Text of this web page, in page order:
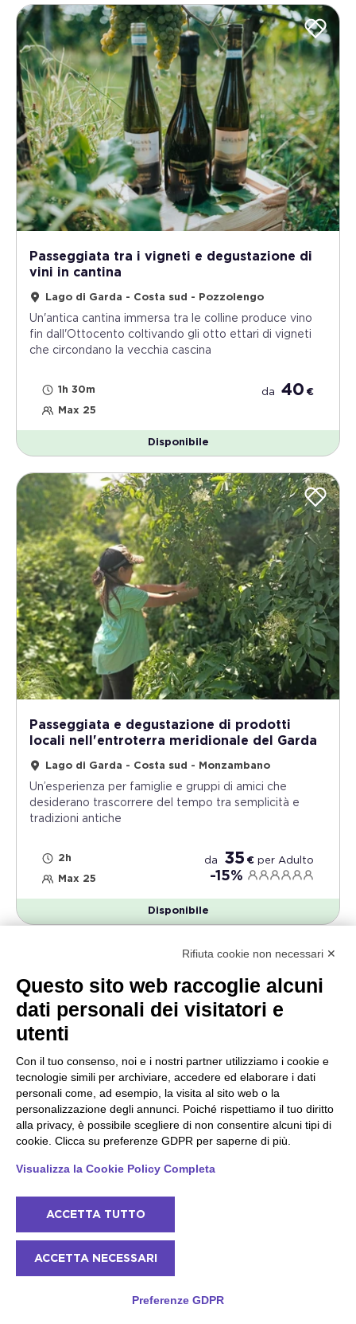
Passeggiata tra i vigneti e degustazione di
vini in cantina
Lago di Garda - Costa sud - Pozzolengo
Un'antica cantina immersa tra le colline produce vino
fin dall'Ottocento coltivando gli otto ettari di vigneti
che circondano la vecchia cascina
1h 30m
Max 25
da 40 €
Disponibile
Passeggiata e degustazione di prodotti
locali nell'entroterra meridionale del Garda
Lago di Garda - Costa sud - Monzambano
Un’esperienza per famiglie e gruppi di amici che
desiderano trascorrere del tempo tra semplicità e
tradizioni antiche
2h
Max 25
da 35 € per Adulto
-15%
Disponibile
Passeggiata con erborista alla scoperta
delle erbe officinali del Lago di Garda
Lago di Garda - Costa sud - Monzambano
Al rientro dalla passeggiata, vi mostreremo come
Rifiuta cookie non necessari ✕
Questo sito web raccoglie alcuni
dati personali dei visitatori e
utenti
Con il tuo consenso, noi e i nostri partner utilizziamo i cookie e
tecnologie simili per archiviare, accedere ed elaborare i dati
personali come, ad esempio, la visita al sito web o la
personalizzazione degli annunci. Poiché rispettiamo il tuo diritto
alla privacy, è possibile scegliere di non consentire alcuni tipi di
cookie. Clicca su preferenze GDPR per saperne di più.
Visualizza la Cookie Policy Completa
ACCETTA TUTTO
ACCETTA NECESSARI
Preferenze GDPR